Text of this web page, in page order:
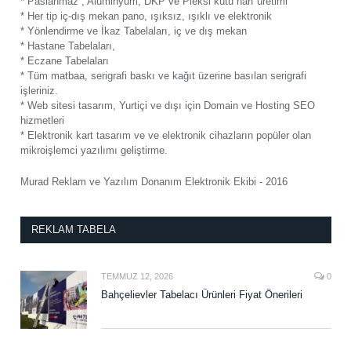
* Her tip iç-dış mekan pano, ışıksız, ışıklı ve elektronik
* Yönlendirme ve İkaz Tabelaları, iç ve dış mekan
* Hastane Tabelaları,
* Eczane Tabelaları
* Tüm matbaa, serigrafi baskı ve kağıt üzerine basılan serigrafi
işleriniz.
* Web sitesi tasarım, Yurtiçi ve dışı için Domain ve Hosting SEO
hizmetleri
* Elektronik kart tasarım ve ve elektronik cihazların popüler olan
mikroişlemci yazılımı geliştirme.
Murad Reklam ve Yazılım Donanım Elektronik Ekibi - 2016
REKLAM TABELA
TEMMUZ 12, 2026 0
Bahçelievler Tabelacı Ürünleri Fiyat Önerileri